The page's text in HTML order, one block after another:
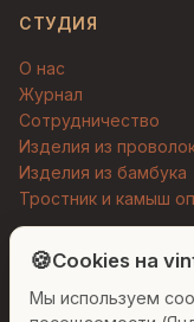
СТУДИЯ
О нас
Журнал
Сотрудничество
Изделия из
Изделия из бамбука
Тростник и камыш
© 2026 Vintajj. Все
Договор оферты
🍪Cookies на
Мы используем
Людмила
Привет! Я